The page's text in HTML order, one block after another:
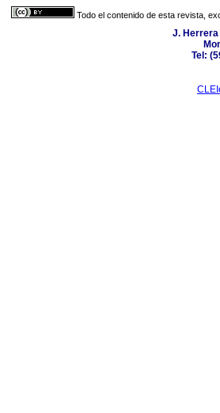
Todo el contenido de esta revista,
J. Herrera
Tel: